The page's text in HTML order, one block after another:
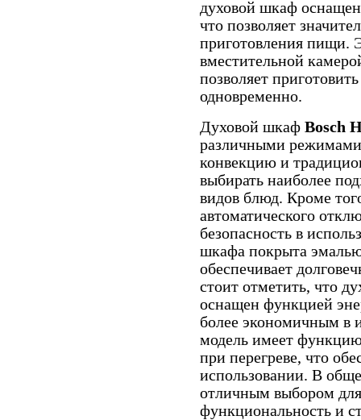
духовой шкаф
что позволяет
приготовления пищи.
вместительной
позволяет
одновременно.
Духовой шкаф Bosch
различными режимами
конвекцию и
выбирать наиболее
видов блюд. Кроме
автоматического
безопасность в
шкафа покрыта
обеспечивает
стоит отметить, что
оснащен функцией
более экономичным в
модель имеет
при перегреве, что
использовании. В
отличным выбором для
функциональность и